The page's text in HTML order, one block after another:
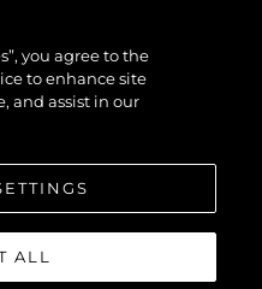
you agree to the
to enhance site
and assist in our
ALL